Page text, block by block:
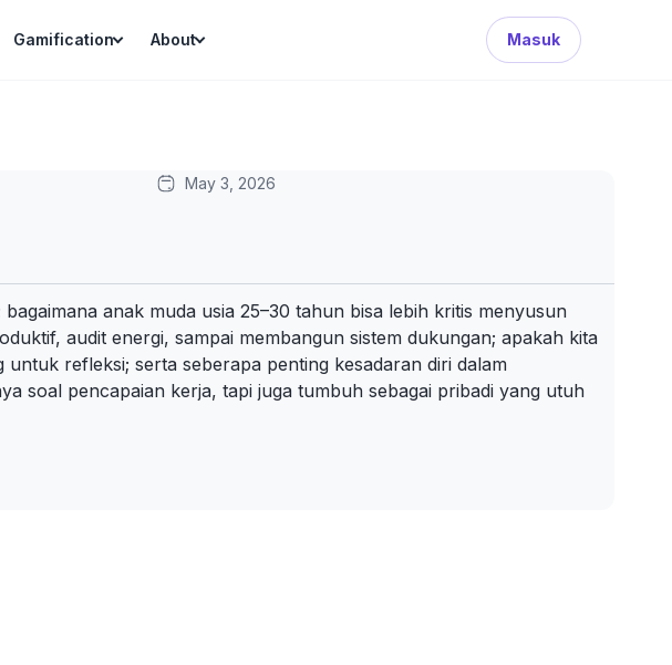
Gamification About Masuk
Search Button
May 3, 2026
anak muda usia 25–30 tahun bisa lebih kritis menyusun
audit energi, sampai membangun sistem dukungan; apakah kita
refleksi; serta seberapa penting kesadaran diri dalam
soal pencapaian kerja, tapi juga tumbuh sebagai pribadi yang utuh